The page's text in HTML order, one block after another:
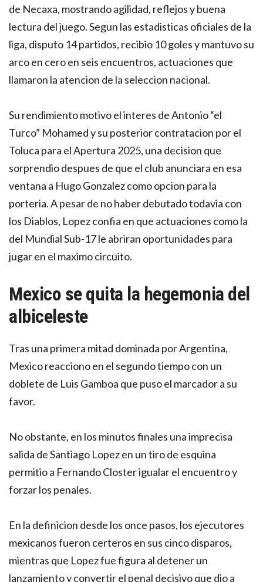
de Necaxa, mostrando agilidad, reflejos y buena
lectura del juego. Segun las estadisticas oficiales de la
liga, disputo 14 partidos, recibio 10 goles y mantuvo su
arco en cero en seis encuentros, actuaciones que
llamaron la atencion de la seleccion nacional.
Su rendimiento motivo el interes de Antonio “el
Turco” Mohamed y su posterior contratacion por el
Toluca para el Apertura 2025, una decision que
sorprendio despues de que el club anunciara en esa
ventana a Hugo Gonzalez como opcion para la
porteria. A pesar de no haber debutado todavia con
los Diablos, Lopez confia en que actuaciones como la
del Mundial Sub-17 le abriran oportunidades para
jugar en el maximo circuito.
Mexico se quita la hegemonia del
albiceleste
Tras una primera mitad dominada por Argentina,
Mexico reacciono en el segundo tiempo con un
doblete de Luis Gamboa que puso el marcador a su
favor.
No obstante, en los minutos finales una imprecisa
salida de Santiago Lopez en un tiro de esquina
permitio a Fernando Closter igualar el encuentro y
forzar los penales.
En la definicion desde los once pasos, los ejecutores
mexicanos fueron certeros en sus cinco disparos,
mientras que Lopez fue figura al detener un
lanzamiento y convertir el penal decisivo que dio a